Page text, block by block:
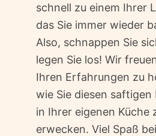
schnell zu einem Ihrer
das Sie immer wieder
Also, schnappen Sie
legen Sie los! Wir
Ihren Erfahrungen zu
wie Sie diesen
in Ihrer eigenen Küche
erwecken. Viel Spaß